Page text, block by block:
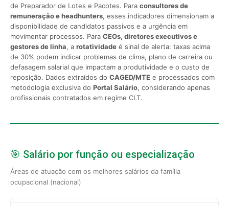
de Preparador de Lotes e Pacotes. Para consultores de
remuneração e headhunters, esses indicadores dimensionam a
disponibilidade de candidatos passivos e a urgência em
movimentar processos. Para CEOs, diretores executivos e
gestores de linha, a rotatividade é sinal de alerta: taxas acima
de 30% podem indicar problemas de clima, plano de carreira ou
defasagem salarial que impactam a produtividade e o custo de
reposição. Dados extraídos do CAGED/MTE e processados com
metodologia exclusiva do Portal Salário, considerando apenas
profissionais contratados em regime CLT.
🎯 Salário por função ou especialização
Áreas de atuação com os melhores salários da família
ocupacional (nacional)